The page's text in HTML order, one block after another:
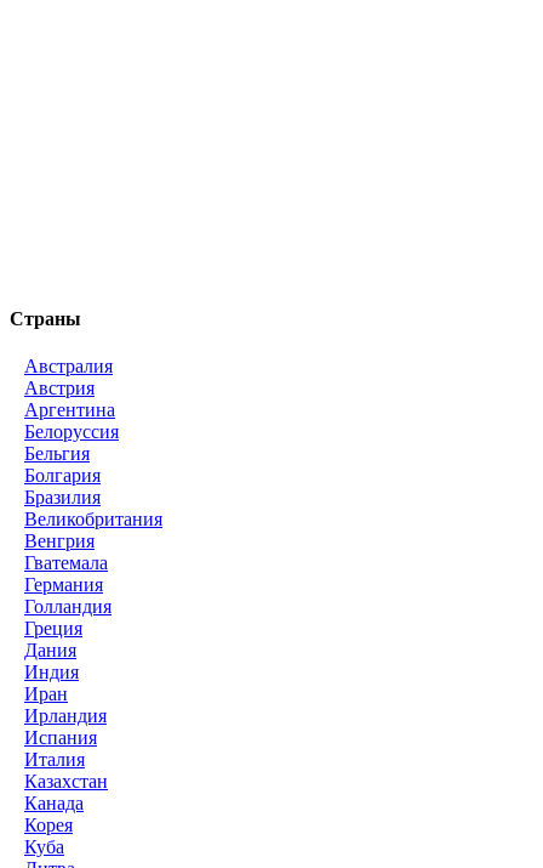
Страны
Австралия
Австрия
Аргентина
Белоруссия
Бельгия
Болгария
Бразилия
Великобритания
Венгрия
Гватемала
Германия
Голландия
Греция
Дания
Индия
Иран
Ирландия
Испания
Италия
Казахстан
Канада
Корея
Куба